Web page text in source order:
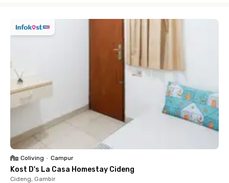
Coliving • Campur
Kost D's La Casa Homestay Cideng
Cideng, Gambir